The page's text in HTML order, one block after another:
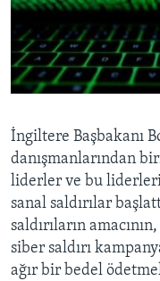
SANAT
BIZI TAKIP EDIN
Diller
İngiltere Başbakanı
danışmanlarından
liderler ve bu
sanal saldırılar
saldırıların
siber saldırı
ağır bir bedel